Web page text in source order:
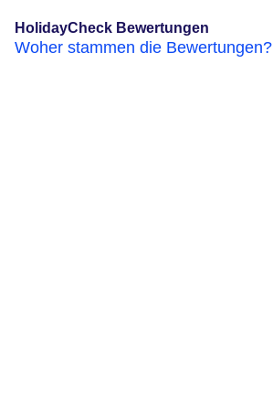
HolidayCheck Bewertungen
Woher stammen die Bewertungen?